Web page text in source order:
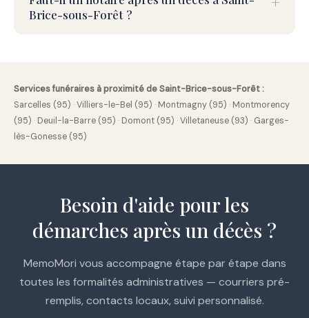
Brice-sous-Forêt ?
Services funéraires à proximité de Saint-Brice-sous-Forêt :
Sarcelles (95) ·Villiers-le-Bel (95) · Montmagny (95) · Montmorency
(95) · Deuil-la-Barre (95) · Domont (95) ·Villetaneuse (93) · Garges-
lès-Gonesse (95)
Besoin d'aide pour les
démarches après un décès ?
MemoMori vous accompagne étape par étape dans
toutes les formalités administratives — courriers pré-
remplis, contacts locaux, suivi personnalisé.